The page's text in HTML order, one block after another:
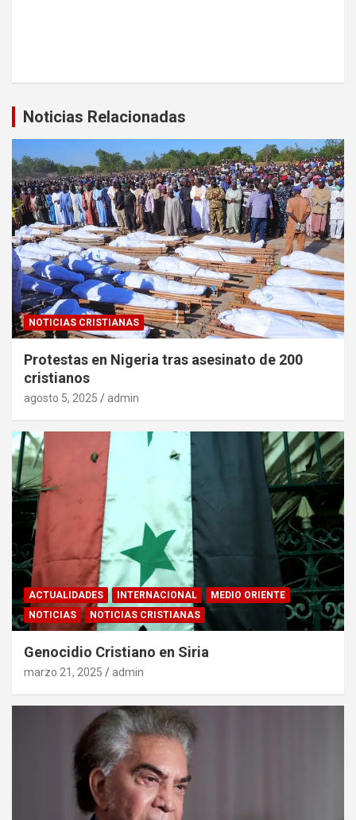
Noticias Relacionadas
NOTICIAS CRISTIANAS
Protestas en Nigeria tras asesinato de 200
cristianos
agosto 5, 2025 admin
ACTUALIDADES INTERNACIONAL
MEDIO ORIENTE
NOTICIAS
NOTICIAS CRISTIANAS
Genocidio Cristiano en Siria
marzo 21, 2025 admin